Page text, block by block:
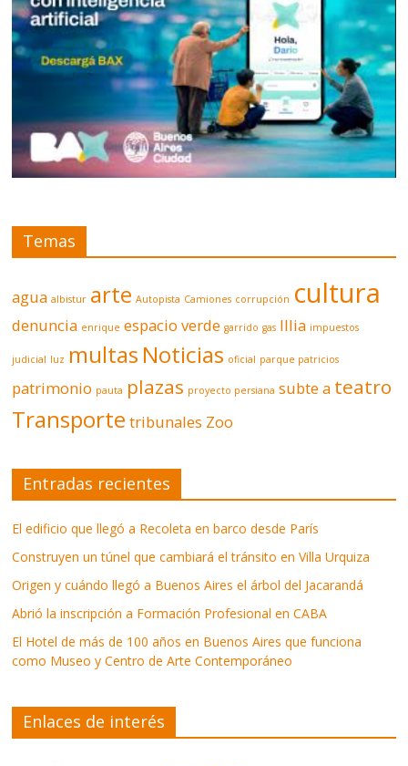
Temas
agua albistur arte Autopista Camiones corrupción cultura
denuncia enrique espacio verde garrido gas Illia impuestos
judicial luz multas Noticias oficial parque patricios
patrimonio pauta plazas proyecto persiana subte a teatro
Transporte tribunales Zoo
Entradas recientes
El edificio que llegó a Recoleta en barco desde París
Construyen un túnel que cambiará el tránsito en Villa Urquiza
Origen y cuándo llegó a Buenos Aires el árbol del Jacarandá
Abrió la inscripción a Formación Profesional en CABA
El Hotel de más de 100 años en Buenos Aires que funciona
como Museo y Centro de Arte Contemporáneo
Enlaces de interés